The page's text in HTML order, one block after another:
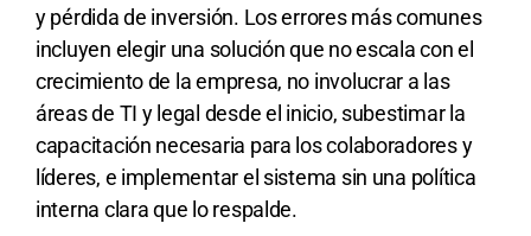
y pérdida de inversión. Los errores más comunes
incluyen elegir una solución que no escala con el
crecimiento de la empresa, no involucrar a las
áreas de TI y legal desde el inicio, subestimar la
capacitación necesaria para los colaboradores y
líderes, e implementar el sistema sin una política
interna clara que lo respalde.